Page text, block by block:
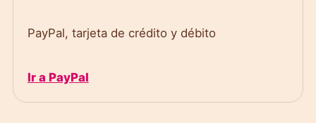
PayPal, tarjeta de crédito y débito
Ir a PayPal